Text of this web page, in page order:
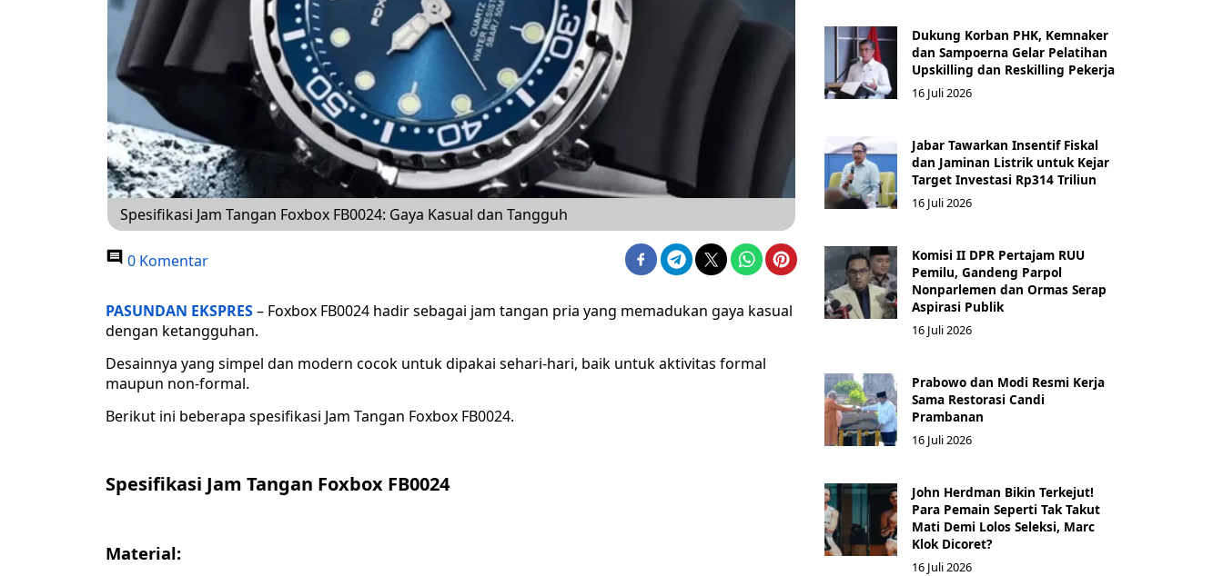
Spesifikasi Jam Tangan Foxbox FB0024: Gaya Kasual dan Tangguh
0 Komentar
PASUNDAN EKSPRES– Foxbox FB0024 hadir sebagai jam tangan pria yang memadukan gaya kasual
dengan ketangguhan.
Desainnya yang simpel dan modern cocok untuk dipakai sehari-hari, baik untuk aktivitas formal
maupun non-formal.
Berikut ini beberapa spesifikasi Jam Tangan Foxbox FB0024.
Spesifikasi Jam Tangan Foxbox FB0024
Material:
Dukung Korban PHK, Kemnaker
dan Sampoerna Gelar Pelatihan
Upskilling dan Reskilling Pekerja
16 Juli 2026
Jabar Tawarkan Insentif Fiskal
dan Jaminan Listrik untuk Kejar
Target Investasi Rp314 Triliun
16 Juli 2026
Komisi II DPR Pertajam RUU
Pemilu, Gandeng Parpol
Nonparlemen dan Ormas Serap
Aspirasi Publik
16 Juli 2026
Prabowo dan Modi Resmi Kerja
Sama Restorasi Candi
Prambanan
16 Juli 2026
John Herdman Bikin Terkejut!
Para Pemain Seperti Tak Takut
Mati Demi Lolos Seleksi, Marc
Klok Dicoret?
16 Juli 2026